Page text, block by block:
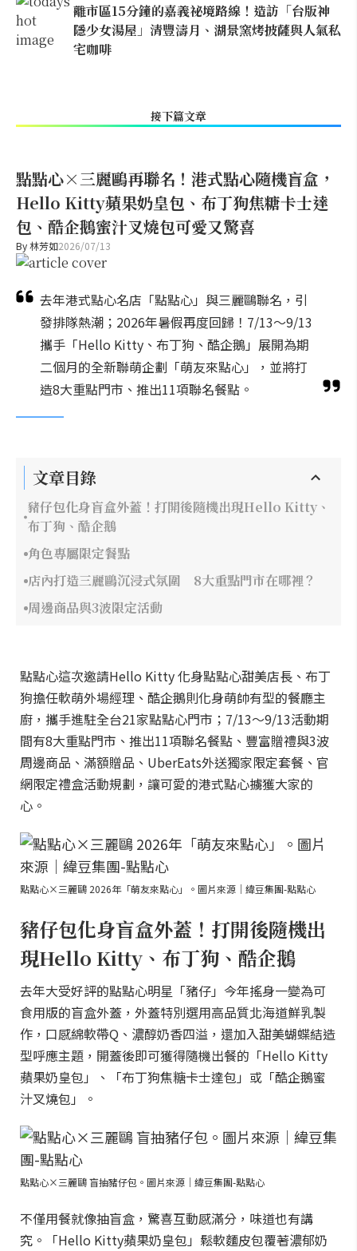
離市區15分鐘的嘉義祕境路線！造訪「台版神
隱少女湯屋」清豐濤月、湖景窯烤披薩與人氣私
宅咖啡
接下篇文章
點點心×三麗鷗再聯名！港式點心隨機盲盒，
Hello Kitty蘋果奶皇包、布丁狗焦糖卡士達
包、酷企鵝蜜汁叉燒包可愛又驚喜
By林芳如2026/07/13
去年港式點心名店「點點心」與三麗鷗聯名，引
發排隊熱潮；2026年暑假再度回歸！7/13～9/13
攜手「Hello Kitty、布丁狗、酷企鵝」展開為期
二個月的全新聯萌企劃「萌友來點心」，並將打
造8大重點門市、推出11項聯名餐點。
文章目錄
豬仔包化身盲盒外蓋！打開後隨機出現Hello Kitty、
布丁狗、酷企鵝
角色專屬限定餐點
店內打造三麗鷗沉浸式氛圍 8大重點門市在哪裡？
周邊商品與3波限定活動
點點心這次邀請Hello Kitty 化身點點心甜美店長、布丁
狗擔任軟萌外場經理、酷企鵝則化身萌帥有型的餐廳主
廚，攜手進駐全台21家點點心門市；7/13～9/13活動期
間有8大重點門市、推出11項聯名餐點、豐富贈禮與3波
周邊商品、滿額贈品、UberEats外送獨家限定套餐、官
網限定禮盒活動規劃，讓可愛的港式點心擄獲大家的
心。
點點心×三麗鷗 2026年「萌友來點心」。圖片來源｜緯豆集團-點點心
豬仔包化身盲盒外蓋！打開後隨機出
現Hello Kitty、布丁狗、酷企鵝
去年大受好評的點點心明星「豬仔」今年搖身一變為可
食用版的盲盒外蓋，外蓋特別選用高品質北海道鮮乳製
作，口感綿軟帶Q、濃醇奶香四溢，還加入甜美蝴蝶結造
型呼應主題，開蓋後即可獲得隨機出餐的「Hello Kitty
蘋果奶皇包」、「布丁狗焦糖卡士達包」或「酷企鵝蜜
汁叉燒包」。
點點心×三麗鷗 盲抽豬仔包。圖片來源｜緯豆集團-點點心
不僅用餐就像抽盲盒，驚喜互動感滿分，味道也有講
究。「Hello Kitty蘋果奶皇包」鬆軟麵皮包覆著濃郁奶